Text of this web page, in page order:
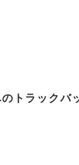
トラックバ